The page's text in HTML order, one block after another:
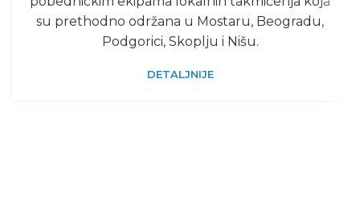
su prethodno održana u Mostaru, Beogradu,
Podgorici, Skoplju i Nišu.
DETALJNIJE